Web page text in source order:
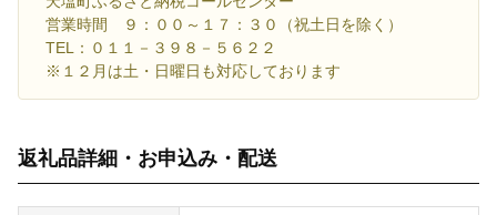
営業時間 ９：００～１７：３０（祝土日を除く）
TEL：０１１－３９８－５６２２
※１２月は土・日曜日も対応しております
返礼品詳細・お申込み・配送